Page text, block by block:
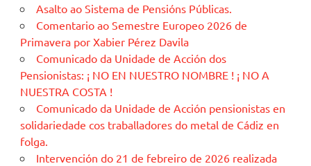
Asalto ao Sistema de Pensións Públicas.
Comentario ao Semestre Europeo 2026 de
Primavera por Xabier Pérez Davila
Comunicado da Unidade de Acción dos
Pensionistas: ¡ NO EN NUESTRO NOMBRE ! ¡ NO A
NUESTRA COSTA !
Comunicado da Unidade de Acción pensionistas en
solidariedade cos traballadores do metal de Cádiz en
folga.
Intervención do 21 de febreiro de 2026 realizada